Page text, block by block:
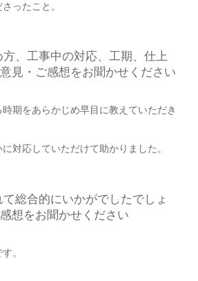
ったこと。
、工事中の対応、工期、仕上
見・ご感想をお聞かせください
期をあらかじめ早目に教えていただき
対応していただけて助かりました。
総合的にいかがでしたでしょ
想をお聞かせください
。